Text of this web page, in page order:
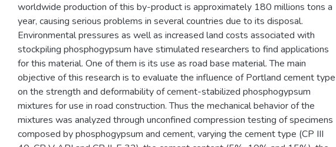
worldwide production of this by-product is approximately 180 millions tons a
year, causing serious problems in several countries due to its disposal.
Environmental pressures as well as increased land costs associated with
stockpiling phosphogypsum have stimulated researchers to find applications
for this material. One of them is its use as road base material. The main
objective of this research is to evaluate the influence of Portland cement type
on the strength and deformability of cement-stabilized phosphogypsum
mixtures for use in road construction. Thus the mechanical behavior of the
mixtures was analyzed through unconfined compression testing of specimens
composed by phosphogypsum and cement, varying the cement type (CP III